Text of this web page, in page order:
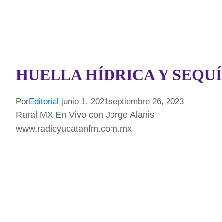
HUELLA HÍDRICA Y
PorEditorial junio 1, 2021septiembre 26, 2023
Rural MX En Vivo con Jorge Alanis
www.radioyucatanfm.com.mx